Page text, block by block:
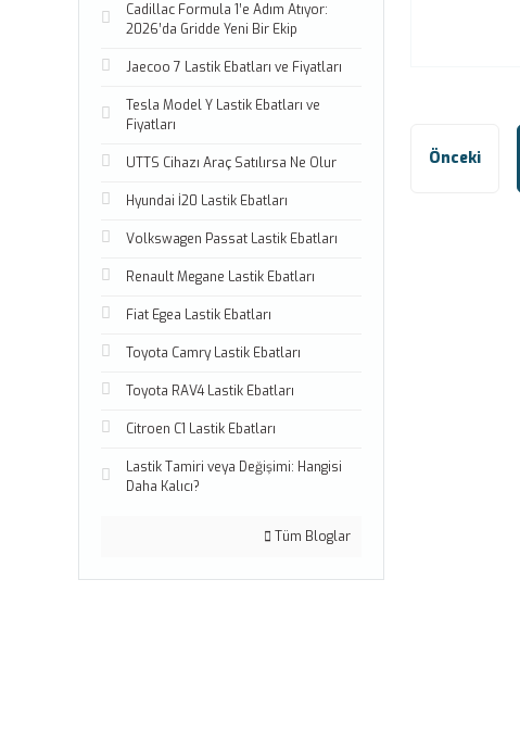
Cadillac Formula 1’e Adım Atıyor:
2026’da Gridde Yeni Bir Ekip
Jaecoo 7 Lastik Ebatları ve Fiyatları
Tesla Model Y Lastik Ebatları ve
Fiyatları
UTTS Cihazı Araç Satılırsa Ne Olur
Hyundai İ20 Lastik Ebatları
Volkswagen Passat Lastik Ebatları
Renault Megane Lastik Ebatları
Fiat Egea Lastik Ebatları
Toyota Camry Lastik Ebatları
Toyota RAV4 Lastik Ebatları
Citroen C1 Lastik Ebatları
Lastik Tamiri veya Değişimi: Hangisi
Daha Kalıcı?
Tüm Bloglar